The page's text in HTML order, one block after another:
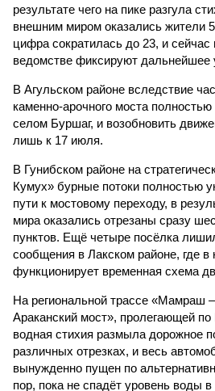
результате чего на пике разгула
внешним миром оказались жители
цифра сократилась до 23, и
ведомстве фиксируют дальнейшее
В Агульском районе вследствие
каменно-арочного моста
селом Буршаг, и возобновить
лишь к 17 июля.
В Гунибском районе на
Кумух» бурные потоки полностью
пути к мостовому переходу, в
мира оказались отрезаны сразу
пунктов. Ещё четыре посёлка
сообщения в Лакском районе, где
функционирует временная схема
На региональной трассе «Мамраш
Араканский мост», пролегающей по
водная стихия размыла дорожное
различных отрезках, и весь
вынужденно пущен по
пор, пока не спадёт уровень воды